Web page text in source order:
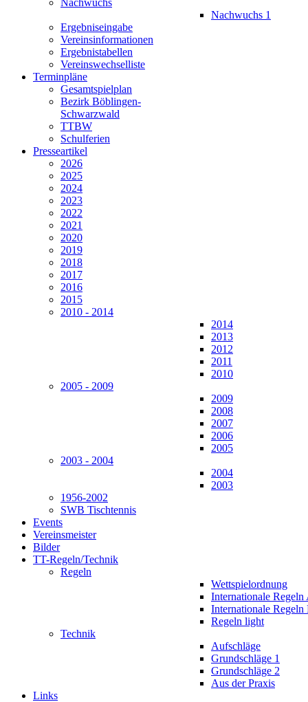
Nachwuchs
Nachwuchs 1
Ergebniseingabe
Vereinsinformationen
Ergebnistabellen
Vereinswechselliste
Terminpläne
Gesamtspielplan
Bezirk Böblingen-
Schwarzwald
TTBW
Schulferien
Presseartikel
2026
2025
2024
2023
2022
2021
2020
2019
2018
2017
2016
2015
2010 - 2014
2014
2013
2012
2011
2010
2005 - 2009
2009
2008
2007
2006
2005
2003 - 2004
2004
2003
1956-2002
SWB Tischtennis
Events
Vereinsmeister
Bilder
TT-Regeln/Technik
Regeln
Wettspielordnung
Internationale Regeln
Internationale Regeln
Regeln light
Technik
Aufschläge
Grundschläge 1
Grundschläge 2
Aus der Praxis
Links